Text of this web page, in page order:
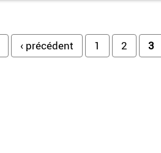
‹ précédent 1 2 3